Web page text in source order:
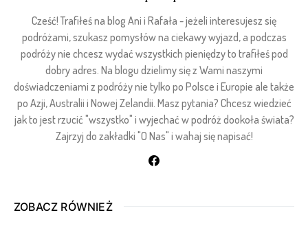
Cześć! Trafiłeś na blog Ani i Rafała - jeżeli interesujesz się
podróżami, szukasz pomysłów na ciekawy wyjazd, a podczas
podróży nie chcesz wydać wszystkich pieniędzy to trafiłeś pod
dobry adres. Na blogu dzielimy się z Wami naszymi
doświadczeniami z podróży nie tylko po Polsce i Europie ale także
po Azji, Australii i Nowej Zelandii. Masz pytania? Chcesz wiedzieć
jak to jest rzucić "wszystko" i wyjechać w podróż dookoła świata?
Zajrzyj do zakładki "O Nas" i wahaj się napisać!
ZOBACZ RÓWNIEŻ